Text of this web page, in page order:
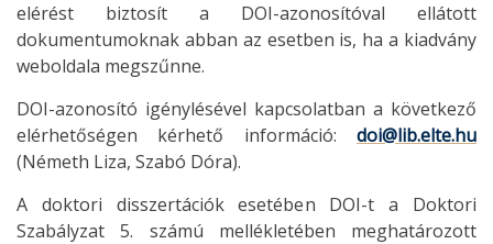
elérést biztosít a DOI-azonosítóval ellátott
dokumentumoknak abban az esetben is, ha a kiadvány
weboldala megszűnne.
DOI-azonosító igénylésével kapcsolatban a következő
elérhetőségen kérhető információ: doi@lib.elte.hu
(Németh Liza, Szabó Dóra).
A doktori disszertációk esetében DOI-t a Doktori
Szabályzat 5. számú mellékletében meghatározott